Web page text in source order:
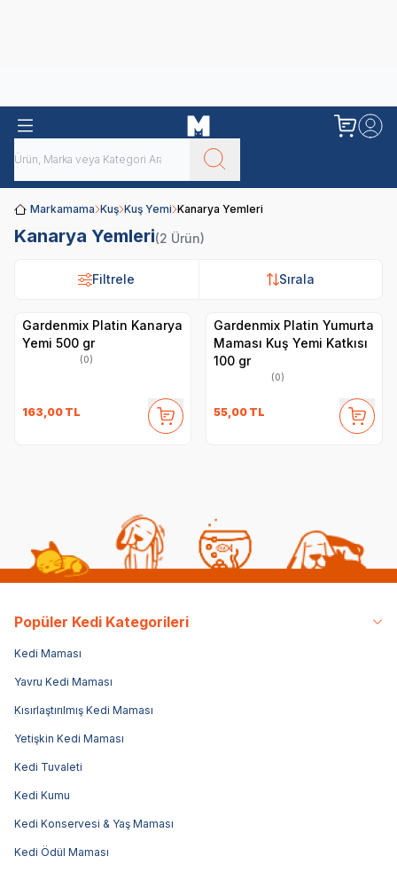
Markamama Kuş Kuş Yemi Kanarya Yemleri
Kanarya Yemleri(2 Ürün)
Filtrele Sırala
Filtrele Sırala
Gardenmix Platin Kanarya
Yemi 500 gr
(0)
163,00 TL
Gardenmix Platin Yumurta
Maması Kuş Yemi Katkısı
100 gr
(0)
55,00 TL
Popüler Kedi Kategorileri
Kedi Maması
Yavru Kedi Maması
Kısırlaştırılmış Kedi Maması
Yetişkin Kedi Maması
Kedi Tuvaleti
Kedi Kumu
Kedi Konservesi & Yaş Maması
Kedi Ödül Maması